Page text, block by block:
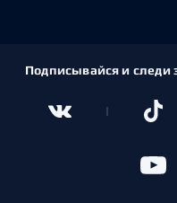
Подписывайся и следи